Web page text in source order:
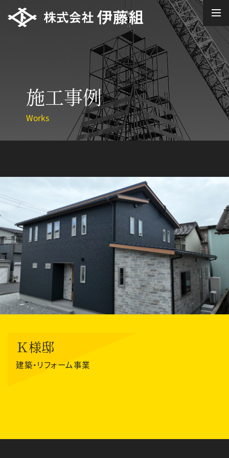
施工事例
Works
Ｋ様邸
建築・リフォーム事業